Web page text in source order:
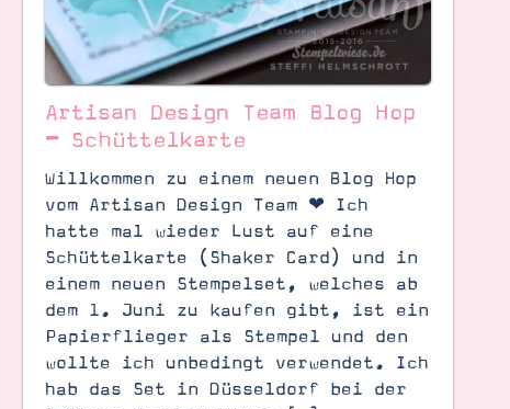
Artisan Design Team Blog Hop
– Schüttelkarte
Willkommen zu einem neuen Blog Hop
vom Artisan Design Team ❤︎ Ich
hatte mal wieder Lust auf eine
Schüttelkarte (Shaker Card) und in
einem neuen Stempelset, welches ab
dem 1. Juni zu kaufen gibt, ist ein
Papierflieger als Stempel und den
wollte ich unbedingt verwendet. Ich
hab das Set in Düsseldorf bei der